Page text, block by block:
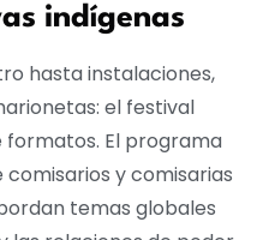
indígenas
hasta instalaciones,
el festival
El programa
y comisarias
temas globales